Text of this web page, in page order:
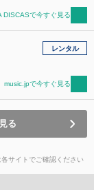
DISCASで今すぐ見る
レンタル
music.jpで今すぐ見る
る
サイトでご確認ください